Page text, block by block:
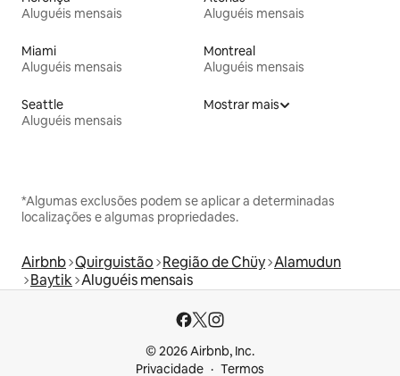
Aluguéis mensais
Aluguéis mensais
Miami
Aluguéis mensais
Montreal
Aluguéis mensais
Seattle
Aluguéis mensais
Mostrar mais
*Algumas exclusões podem se aplicar a determinadas
localizações e algumas propriedades.
Airbnb Quirguistão Região de Chüy Alamudun
Baytik Aluguéis mensais
© 2026 Airbnb, Inc.
Privacidade
Termos